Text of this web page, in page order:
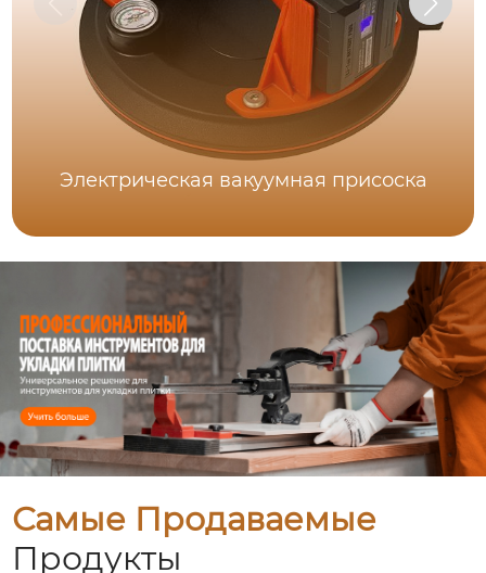
Электрическая вакуумная присоска
Самые Продаваемые
Продукты